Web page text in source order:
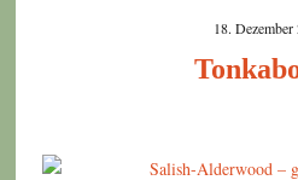
18. Dezember